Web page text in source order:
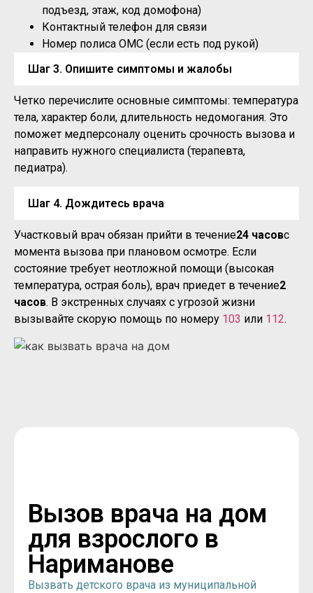
подъезд, этаж, код домофона)
Контактный телефон для связи
Номер полиса ОМС (если есть под рукой)
Шаг 3. Опишите симптомы и жалобы
Четко перечислите основные симптомы: температура
тела, характер боли, длительность недомогания. Это
поможет медперсоналу оценить срочность вызова и
направить нужного специалиста (терапевта,
педиатра).
Шаг 4. Дождитесь врача
Участковый врач обязан прийти в течение24 часовс
момента вызова при плановом осмотре. Если
состояние требует неотложной помощи (высокая
температура, острая боль), врач приедет в течение2
часов. В экстренных случаях с угрозой жизни
вызывайте скорую помощь по номеру 103 или 112.
Вызов врача на дом
для взрослого в
Нариманове
Вызвать детского врача из муниципальной